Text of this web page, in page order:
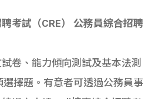
聘考試（CRE） 公務員綜合招聘
卷、能力傾向測試及基本法測
擇題。有意者可透過公務員事